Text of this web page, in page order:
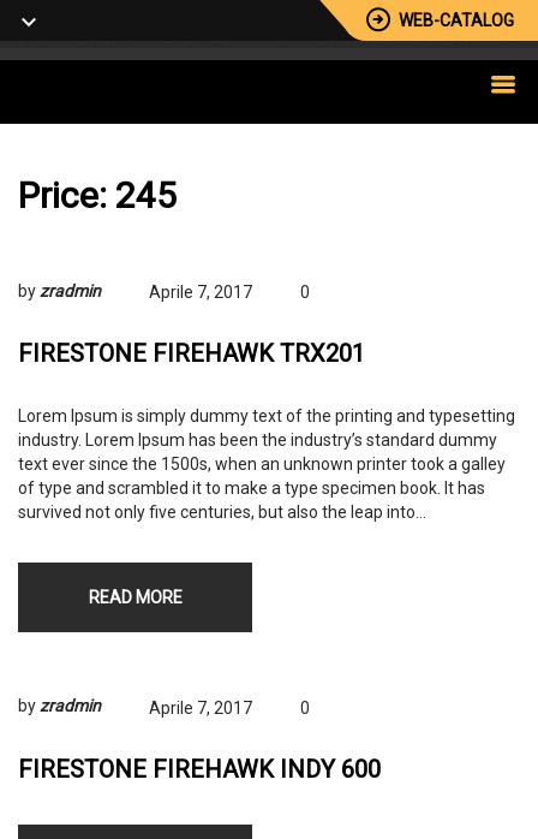
WEB-CATALOG
Price: 245
by zradmin Aprile 7, 2017 0
FIRESTONE FIREHAWK TRX201
Lorem Ipsum is simply dummy text of the printing and typesetting
industry. Lorem Ipsum has been the industry’s standard dummy
text ever since the 1500s, when an unknown printer took a galley
of type and scrambled it to make a type specimen book. It has
survived not only five centuries, but also the leap into…
READ MORE
byzradmin Aprile 7, 2017 0
FIRESTONE FIREHAWK INDY 600